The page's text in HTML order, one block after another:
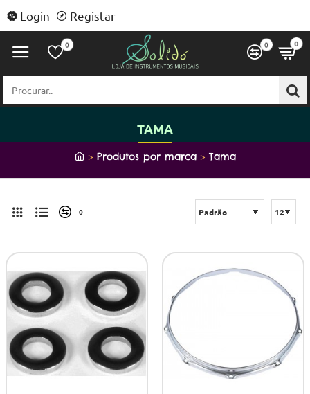
Login Registar
0 0 0
Procurar..
TAMA
h
Produtos por marca Tama
0